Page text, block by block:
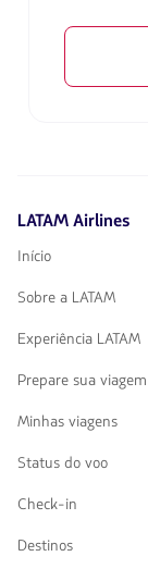
LATAM Airlines
Início
Sobre a LATAM
Experiência LATAM
Prepare sua viagem
Minhas viagens
Status do voo
Check-in
Destinos